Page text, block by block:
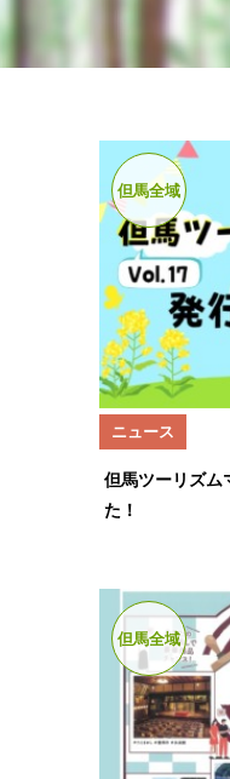
但馬全域
ニュース
但馬ツーリズム
た！
但馬全域